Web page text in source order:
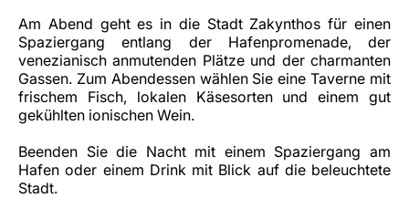
Am Abend geht es in die Stadt Zakynthos für einen
Spaziergang entlang der Hafenpromenade, der
venezianisch anmutenden Plätze und der charmanten
Gassen. Zum Abendessen wählen Sie eine Taverne mit
frischem Fisch, lokalen Käsesorten und einem gut
gekühlten ionischen Wein.
Beenden Sie die Nacht mit einem Spaziergang am
Hafen oder einem Drink mit Blick auf die beleuchtete
Stadt.